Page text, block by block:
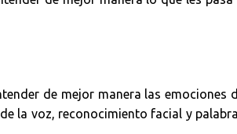
de mejor manera las emociones
la voz, reconocimiento facial y